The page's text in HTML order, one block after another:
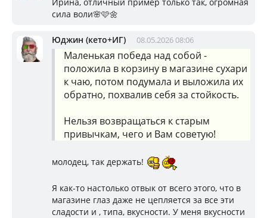
сила воли🌸🩷🌼
Юджин (кето+ИГ) 08.05.2026 08:06
Маленькая победа над собой -
положила в корзину в магазине сухари
к чаю, потом подумала и выложила их
обратно, похвалив себя за стойкость.
Нельзя возвращаться к старым
привычкам, чего и Вам советую!
молодец, так держать!
Я как-то настолько отвык от всего этого, что в
магазине глаз даже не цепляется за все эти
сладости и , типа, вкусности. У меня вкусности